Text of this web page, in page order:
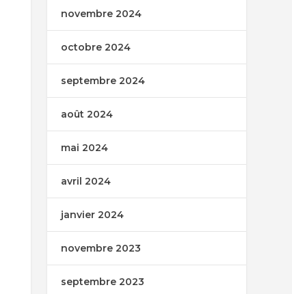
novembre 2024
octobre 2024
septembre 2024
août 2024
mai 2024
avril 2024
janvier 2024
novembre 2023
septembre 2023